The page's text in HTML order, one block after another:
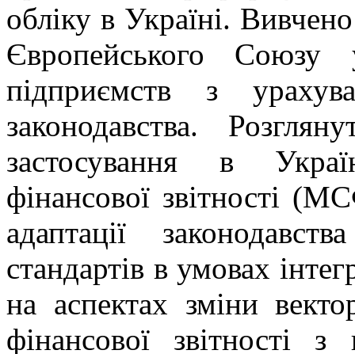
обліку в Україні.
Європейського Союзу
підприємств з
законодавства.
застосування в
фінансової звітності
адаптації
стандартів в умовах
на аспектах зміни
фінансової звітності з